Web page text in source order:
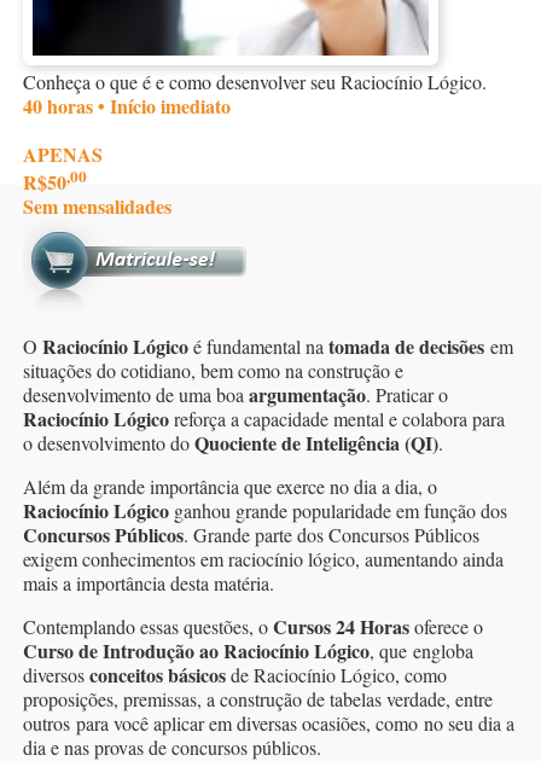
Conheça o que é e como desenvolver seu Raciocínio Lógico.
40 horas • Início imediato
APENAS
R$50,00
Sem mensalidades
O Raciocínio Lógicoé fundamental na tomada de decisões em
situações do cotidiano, bem como na construção e
desenvolvimento de uma boa argumentação. Praticar o
Raciocínio Lógicoreforça a capacidade mental e colabora para
o desenvolvimento doQuociente de Inteligência (QI).
Além da grande importância que exerce no dia a dia, o
Raciocínio Lógico ganhou grande popularidade em função dos
Concursos Públicos. Grande parte dos Concursos Públicos
exigem conhecimentos em raciocínio lógico, aumentando ainda
mais a importância desta matéria.
Contemplando essas questões, oCursos 24 Horasoferece o
Curso de Introdução ao Raciocínio Lógico, que engloba
diversosconceitos básicosde Raciocínio Lógico, como
proposições, premissas, a construção de tabelas verdade, entre
outros para você aplicar em diversas ocasiões, como no seu dia a
dia e nas provas de concursos públicos.